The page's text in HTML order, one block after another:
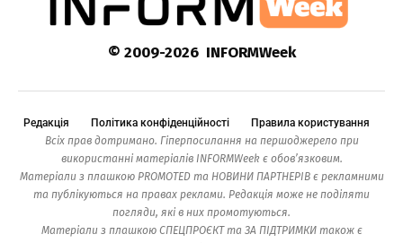
© 2009-2026 INFORMWeek
Редакція Політика конфіденційності
Правила користування
Всіх прав дотримано. Гіперпосилання на першоджерело при
використанні матеріалів INFORMWeek є обов’язковим.
Матеріали з плашкою PROMOTED та НОВИНИ ПАРТНЕРІВ є рекламними
та публікуються на правах реклами. Редакція може не поділяти
погляди, які в них промотуються.
Матеріали з плашкою СПЕЦПРОЄКТ та ЗА ПІДТРИМКИ також є